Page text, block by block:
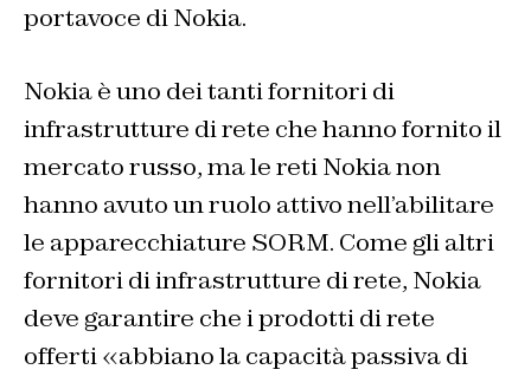
portavoce di Nokia.
Nokia è uno dei tanti fornitori di
infrastrutture di rete che hanno fornito il
mercato russo, ma le reti Nokia non
hanno avuto un ruolo attivo nell’abilitare
le apparecchiature SORM. Come gli altri
fornitori di infrastrutture di rete, Nokia
deve garantire che i prodotti di rete
offerti «abbiano la capacità passiva di